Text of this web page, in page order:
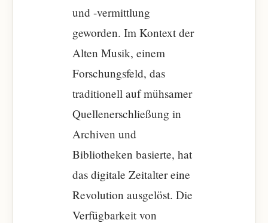
und -vermittlung
geworden. Im Kontext der
Alten Musik, einem
Forschungsfeld, das
traditionell auf mühsamer
Quellenerschließung in
Archiven und
Bibliotheken basierte, hat
das digitale Zeitalter eine
Revolution ausgelöst. Die
Verfügbarkeit von